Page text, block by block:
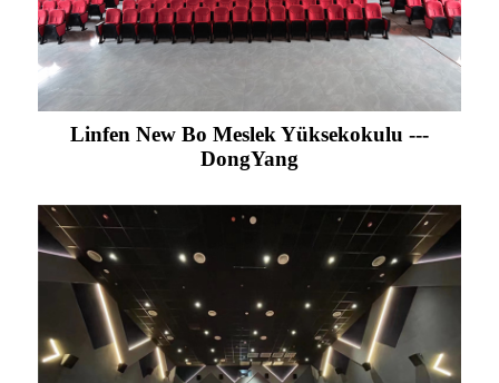
Linfen New Bo Meslek Yüksekokulu ---
DongYang